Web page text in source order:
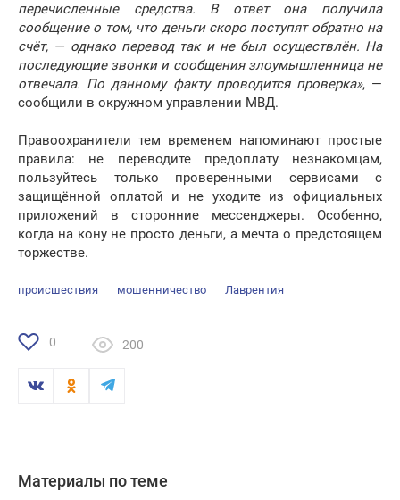
перечисленные средства. В ответ она получила
сообщение о том, что деньги скоро поступят обратно на
счёт, — однако перевод так и не был осуществлён. На
последующие звонки и сообщения злоумышленница не
отвечала. По данному факту проводится проверка», —
сообщили в окружном управлении МВД.
Правоохранители тем временем напоминают простые
правила: не переводите предоплату незнакомцам,
пользуйтесь только проверенными сервисами с
защищённой оплатой и не уходите из официальных
приложений в сторонние мессенджеры. Особенно,
когда на кону не просто деньги, а мечта о предстоящем
торжестве.
происшествия мошенничество Лаврентия
0 200
Материалы по теме